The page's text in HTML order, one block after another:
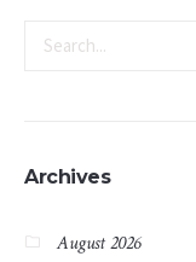
Archives
August 2026